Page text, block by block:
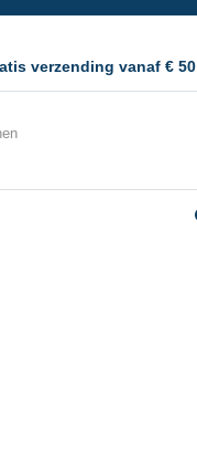
verzending vanaf € 50